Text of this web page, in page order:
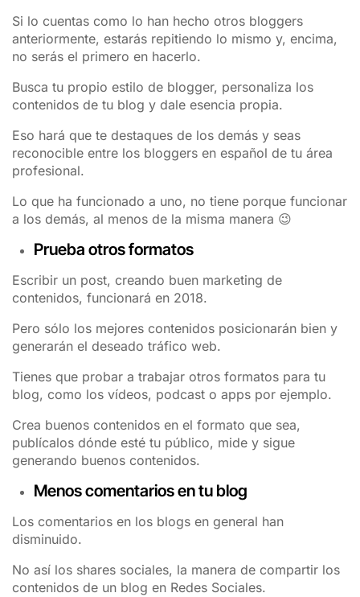
Si lo cuentas como lo han hecho otros bloggers
anteriormente, estarás repitiendo lo mismo y, encima,
no serás el primero en hacerlo.
Busca tu propio estilo de blogger, personaliza los
contenidos de tu blog y dale esencia propia.
Eso hará que te destaques de los demás y seas
reconocible entre los bloggers en español de tu área
profesional.
Lo que ha funcionado a uno, no tiene porque funcionar
a los demás, al menos de la misma manera 😉
Prueba otros formatos
Escribir un post, creando buen marketing de
contenidos, funcionará en 2018.
Pero sólo los mejores contenidos posicionarán bien y
generarán el deseado tráfico web.
Tienes que probar a trabajar otros formatos para tu
blog, como los vídeos, podcast o apps por ejemplo.
Crea buenos contenidos en el formato que sea,
publícalos dónde esté tu público, mide y sigue
generando buenos contenidos.
Menos comentarios en tu blog
Los comentarios en los blogs en general han
disminuido.
No así los shares sociales, la manera de compartir los
contenidos de un blog en Redes Sociales.